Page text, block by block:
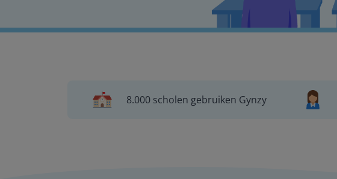
8.000 scholen gebruiken Gynzy